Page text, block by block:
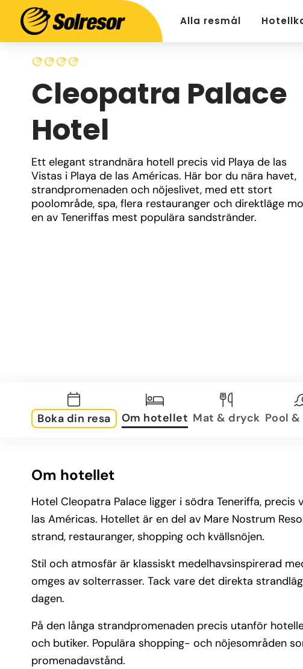
Alla resmål
Cleopatra Palace
Hotel
Ett elegant strandnära hotell precis vid Playa de las
Vistas i Playa de las Américas. Här bor du nära havet,
strandpromenaden och nöjeslivet, med ett stort
poolområde, spa, flera restauranger och direktläge
en av Teneriffas mest populära sandstränder.
Boka din resa Om hotellet Mat & dryck Pool
Om hotellet
Hotel Cleopatra Palace ligger i södra Teneriffa,
las Américas. Hotellet är en del av Mare Nostrum
strand, restauranger, shopping och kvällsnöjen.
Stil och atmosfär är klassiskt medelhavsinspirerad
omges av solterrasser. Tack vare det direkta
dagen.
På den långa strandpromenaden precis utanför
och butiker. Populära shopping- och nöjesområden
promenadavstånd.